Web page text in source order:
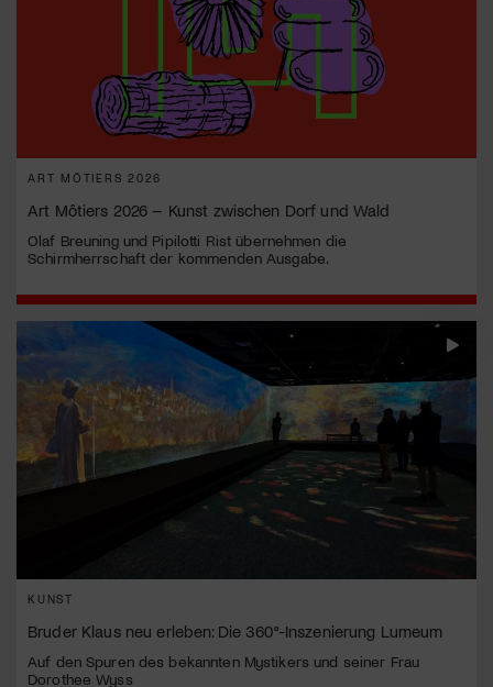
ART MÔTIERS 2026
Art Môtiers 2026 – Kunst zwischen Dorf und Wald
Olaf Breuning und Pipilotti Rist übernehmen die
Schirmherrschaft der kommenden Ausgabe.
KUNST
Bruder Klaus neu erleben: Die 360°-Inszenierung Lumeum
Auf den Spuren des bekannten Mystikers und seiner Frau
Dorothee Wyss